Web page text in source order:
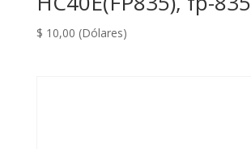
$ 10,00 (Dólares)